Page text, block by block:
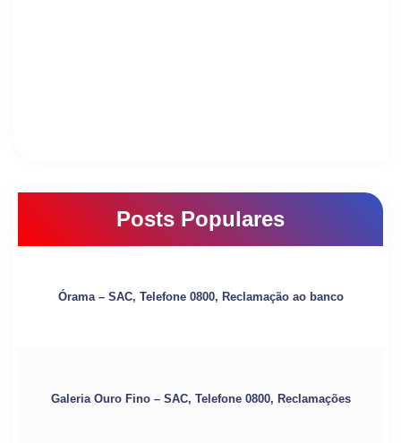
Posts Populares
Órama – SAC, Telefone 0800, Reclamação ao banco
Galeria Ouro Fino – SAC, Telefone 0800, Reclamações